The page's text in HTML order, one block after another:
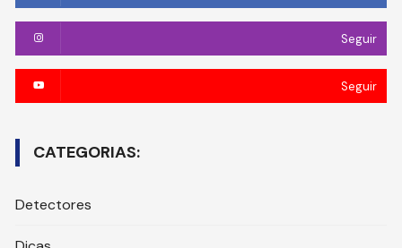
Seguir
Seguir
CATEGORIAS:
Detectores